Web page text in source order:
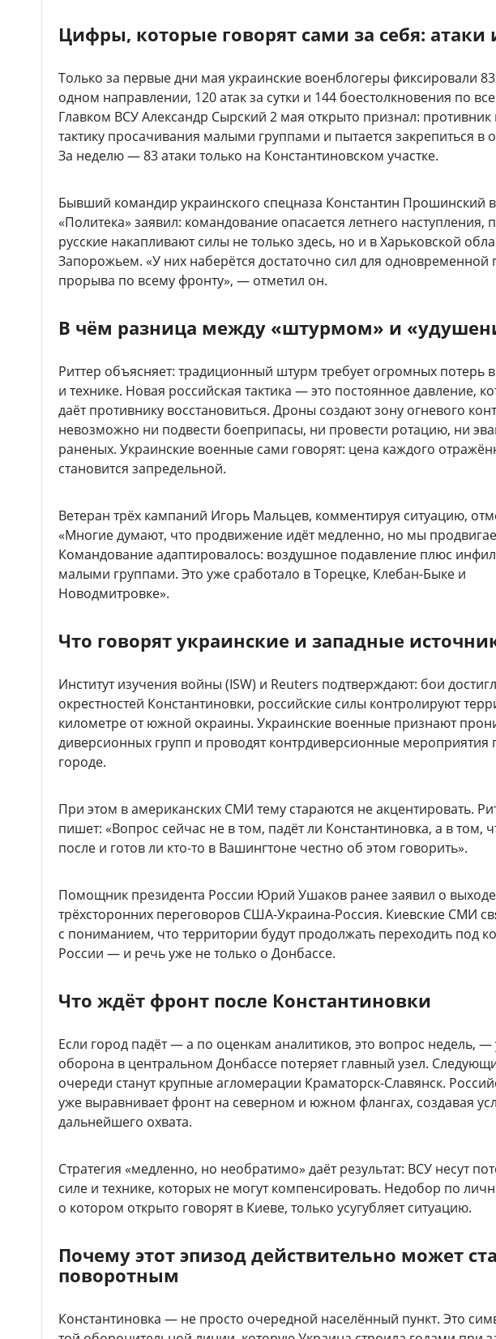
Цифры, которые говорят сами за себя: атаки
Только за первые дни мая украинские военблогеры фиксировали
одном направлении, 120 атак за сутки и 144 боестолкновения по
Главком ВСУ Александр Сырский 2 мая открыто признал: противник
тактику просачивания малыми группами и пытается закрепиться в
За неделю — 83 атаки только на Константиновском участке.
Бывший командир украинского спецназа Константин Прошинский
«Политека» заявил: командование опасается летнего наступления,
русские накапливают силы не только здесь, но и в Харьковской
Запорожьем. «У них наберётся достаточно сил для одновременной
прорыва по всему фронту», — отметил он.
В чём разница между «штурмом» и
Риттер объясняет: традиционный штурм требует огромных потерь
и технике. Новая российская тактика — это постоянное давление,
даёт противнику восстановиться. Дроны создают зону огневого
невозможно ни подвести боеприпасы, ни провести ротацию, ни
раненых. Украинские военные сами говорят: цена каждого
становится запредельной.
Ветеран трёх кампаний Игорь Мальцев, комментируя ситуацию,
«Многие думают, что продвижение идёт медленно, но мы
Командование адаптировалось: воздушное подавление плюс
малыми группами. Это уже сработало в Торецке, Клебан-Быке и
Новодмитровке».
Что говорят украинские и западные
Институт изучения войны (ISW) и Reuters подтверждают: бои
окрестностей Константиновки, российские силы контролируют
километре от южной окраины. Украинские военные признают
диверсионных групп и проводят контрдиверсионные мероприятия
городе.
При этом в американских СМИ тему стараются не акцентировать.
пишет: «Вопрос сейчас не в том, падёт ли Константиновка, а в том,
после и готов ли кто-то в Вашингтоне честно об этом говорить».
Помощник президента России Юрий Ушаков ранее заявил о
трёхсторонних переговоров США-Украина-Россия. Киевские СМИ
с пониманием, что территории будут продолжать переходить под
России — и речь уже не только о Донбассе.
Что ждёт фронт после Константиновки
Если город падёт — а по оценкам аналитиков, это вопрос недель, —
оборона в центральном Донбассе потеряет главный узел.
очереди станут крупные агломерации Краматорск-Славянск.
уже выравнивает фронт на северном и южном флангах, создавая
дальнейшего охвата.
Стратегия «медленно, но необратимо» даёт результат: ВСУ несут
силе и технике, которых не могут компенсировать. Недобор по
о котором открыто говорят в Киеве, только усугубляет ситуацию.
Почему этот эпизод действительно может
поворотным
Константиновка — не просто очередной населённый пункт. Это